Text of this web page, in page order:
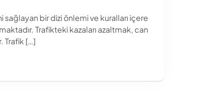
bir dizi önlemi ve kuralları içere
Trafikteki kazaları azaltmak, can
Trafik […]